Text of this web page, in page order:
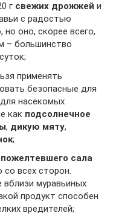
г свежих дрожжей и
с радостью
оно, скорее всего,
– большинство
применять
безопасные для
насекомых
как подсолнечное
, дикую мяту,
;
пожелтевшего сала
со всех сторон.
вблизи муравьиных
продукт способен
вредителей;